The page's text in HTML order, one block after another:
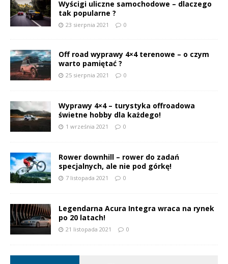
Wyścigi uliczne samochodowe – dlaczego
tak popularne ?
23 sierpnia 2021 0
Off road wyprawy 4×4 terenowe – o czym
warto pamiętać ?
25 sierpnia 2021 0
Wyprawy 4×4 – turystyka offroadowa
świetne hobby dla każdego!
1 września 2021 0
Rower downhill – rower do zadań
specjalnych, ale nie pod górkę!
7 listopada 2021 0
Legendarna Acura Integra wraca na rynek
po 20 latach!
21 listopada 2021 0